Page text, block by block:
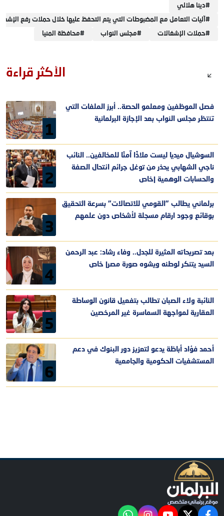
#دينا هلالي
# آليات التعامل مع المضبوطات التي يتم التحفظ عليها خلال حملات رفع
#حملات الإشغالات #مجلس النواب #محافظة المنيا
الأكثر قراءة
1
فصل الموظفين ومعلمو الحصة.. أبرز الملفات التي
تنتظر مجلس النواب بعد الإجازة البرلمانية
2
السوشيال ميديا ليست ملاذًا آمنًا للمخالفين.. النائب
ناجي الشهابي يحذر من توغل جرائم انتحال الصفة
والحسابات الوهمية |خاص
3
برلماني يطالب "القومي للاتصالات" بسرعة التحقيق
بوقائع وجود ارقام مسجلة لأشخاص دون علمهم
4
بعد تصريحاته المثيرة للجدل.. وفاء رشاد: عبد الرحمن
السيد يتنكر لوطنه ويشوه صورة مصر| خاص
5
النائبة ولاء الصبان تطالب بتفعيل قانون الوساطة
العقارية لمواجهة السماسرة غير المرخصين
6
أحمد فؤاد أباظة يدعو لتعزيز دور البنوك في دعم
المستشفيات الحكومية والجامعية